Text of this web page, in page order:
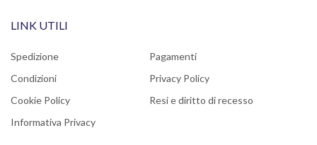
LINK UTILI
Spedizione
Pagamenti
Condizioni
Privacy Policy
Cookie Policy
Resi e diritto di recesso
Informativa Privacy